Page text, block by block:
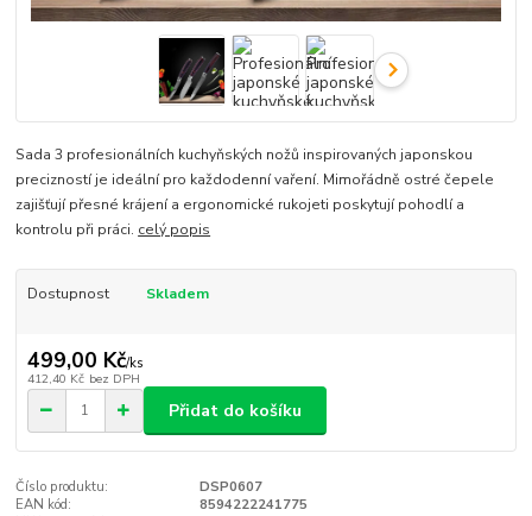
Sada 3 profesionálních kuchyňských nožů inspirovaných japonskou
precizností je ideální pro každodenní vaření. Mimořádně ostré čepele
zajišťují přesné krájení a ergonomické rukojeti poskytují pohodlí a
kontrolu při práci. celý popis
Dostupnost Skladem
499,00 Kč/ks
412,40 Kč bez DPH
Přidat do košíku
Číslo produktu:
DSP0607
EAN kód:
8594222241775